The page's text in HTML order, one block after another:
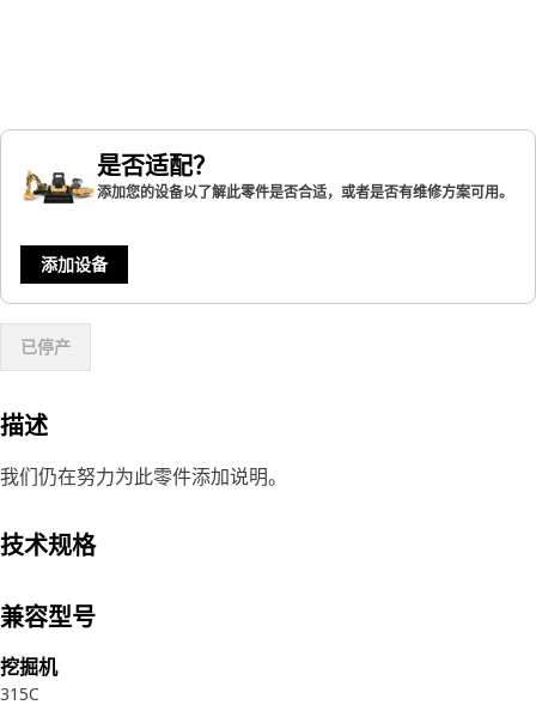
是否适配？
添加您的设备以了解此零件是否合适，或者是否有维修方案可用。
添加设备
已停产
描述
我们仍在努力为此零件添加说明。
技术规格
兼容型号
挖掘机
315C